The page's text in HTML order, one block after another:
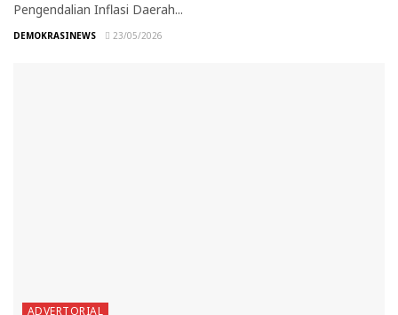
Pengendalian Inflasi Daerah...
DEMOKRASINEWS 23/05/2026
ADVERTORIAL